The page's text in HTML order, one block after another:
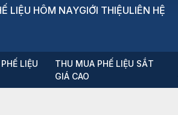
LIỆU HÔM NAYGIỚI THIỆULIÊN HỆ
LIỆU
THU MUA PHẾ LIỆU SẮT
GIÁ CAO